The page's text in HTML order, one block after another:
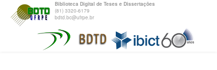
Biblioteca Digital de Teses e Dissertações
(81) 3320-6179
bdtd.bc@ufrpe.br